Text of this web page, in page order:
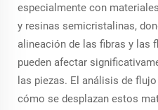
especialmente con
y resinas semicristalinas,
alineación de las fibras y las
pueden afectar
las piezas. El análisis de
cómo se desplazan estos